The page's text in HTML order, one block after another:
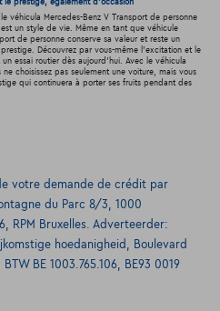
le prestige, également d'occasion
véhicula Mercedes-Benz V Transport de personne
un style de vie. Même en tant que véhicule
de personne conserve sa valeur et reste un
Découvrez par vous-même l'excitation et le
essai routier dès aujourd'hui. Avec le véhicula
choisissez pas seulement une voiture, mais vous
qui continuera à porter ses fruits pendant des
votre demande de crédit par
du Parc 8/3, 1000
RPM Bruxelles. Adverteerder:
hoedanigheid, Boulevard
BE 1003.765.106, BE93 0019